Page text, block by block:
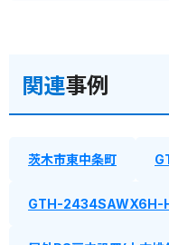
関連事例
茨木市東中条町
GTH-2434SAWX6H-